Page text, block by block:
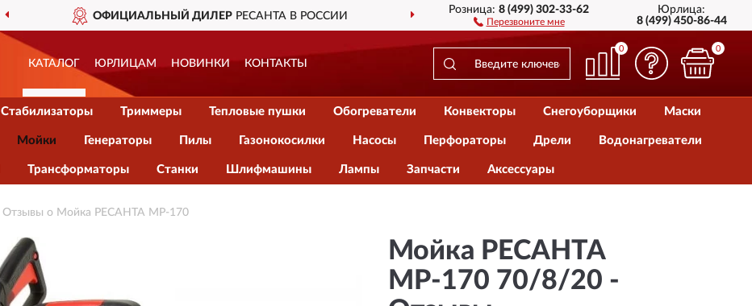
ОФИЦИАЛЬНЫЙ ДИЛЕРРЕСАНТА В РОССИИ ДОСТАВИМ ПО ВСЕЙ РОССИИ
Розница:8 (499) 302-33-62
Перезвоните мне
Юрлица:
8 (499) 450-86-44
КАТАЛОГ ЮРЛИЦАМ НОВИНКИ КОНТАКТЫ
0 0
Стабилизаторы Триммеры Тепловые пушки Обогреватели Конвекторы Снегоуборщики Маски
Мойки Генераторы Пилы Газонокосилки Насосы Перфораторы Дрели Водонагреватели
Трансформаторы Станки Шлифмашины Лампы Запчасти Аксессуары
Отзывы о Мойка РЕСАНТА МР-170
Мойка РЕСАНТА
МР-170 70/8/20 -